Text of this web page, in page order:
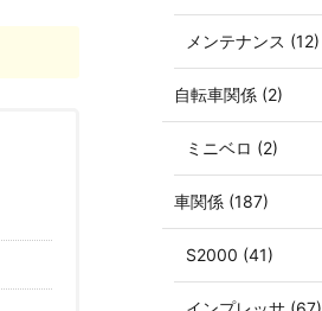
メンテナンス (12)
自転車関係 (2)
ミニベロ (2)
車関係 (187)
S2000 (41)